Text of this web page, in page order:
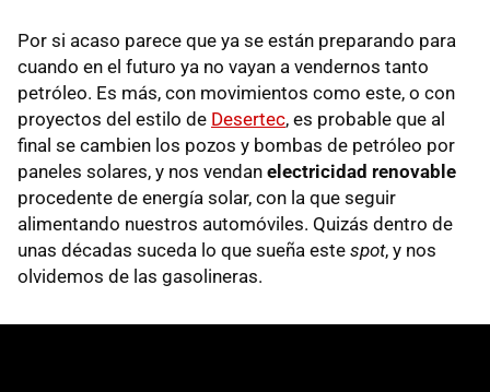
Por si acaso parece que ya se están preparando para
cuando en el futuro ya no vayan a vendernos tanto
petróleo. Es más, con movimientos como este, o con
proyectos del estilo de Desertec, es probable que al
final se cambien los pozos y bombas de petróleo por
paneles solares, y nos vendan electricidad renovable
procedente de energía solar, con la que seguir
alimentando nuestros automóviles. Quizás dentro de
unas décadas suceda lo que sueña este spot, y nos
olvidemos de las gasolineras.